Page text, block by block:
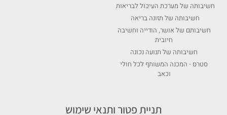
חשיבותה של מערכת העיכול לבריאות
חשיבותה של תזונה בריאה
חשיבותם של אושר, הודייה וחשיבה
חיובית
חשיבותה של תנועה נכונה
סטרס - המכנה המשותף לכל חולי
וכאב
תניית פטור ותנאי שימוש